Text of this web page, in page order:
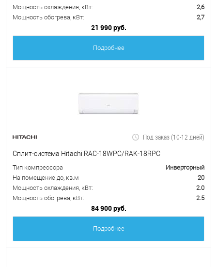
Мощность охлаждения, кВт:
2,6
Мощность обогрева, кВт:
2,7
21 990 руб.
Подробнее
Под заказ (10-12 дней)
Сплит-система Hitachi RAC-18WPC/RAK-18RPC
Тип компрессора
Инверторный
На помещение до, кв.м
20
Мощность охлаждения, кВт:
2.0
Мощность обогрева, кВт:
2.5
84 900 руб.
Подробнее